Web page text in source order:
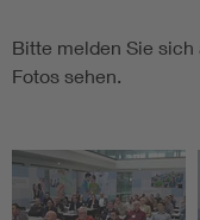
Bitte melden Sie sich
Fotos sehen.